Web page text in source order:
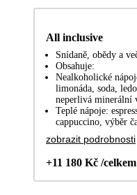
All inclusive
Snídaně, obědy a
Obsahuje:
Nealkoholické
limonáda, soda,
neperlivá minerální
Teplé nápoje:
cappuccino, výběr
zobrazit podrobnosti
+11 180 Kč /celkem